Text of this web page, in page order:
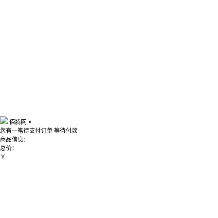
佰腾网 ×
您有一笔待支付订单 等待付款
商品信息：
总价：
￥